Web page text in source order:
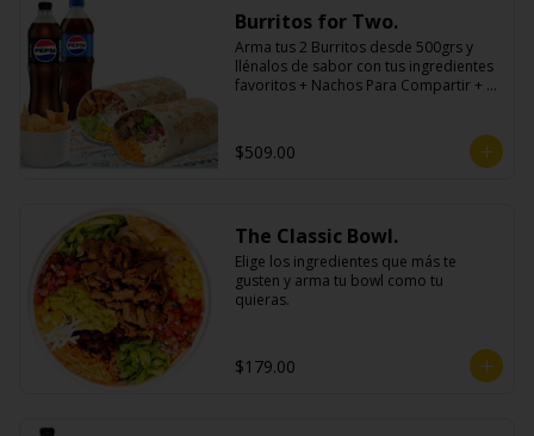
Burritos for Two.
Arma tus 2 Burritos desde 500grs y
llénalos de sabor con tus ingredientes
favoritos + Nachos Para Compartir + 2
$509.00
The Classic Bowl.
Elige los ingredientes que más te
gusten y arma tu bowl como tu
quieras.
$179.00